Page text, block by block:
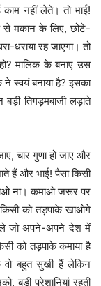
नहीं लेते। तो भाई!
से मकान के लिए, छोटे-
धराया रह जाएगा। तो
मालिक के बनाए उस
ने स्वयं बनाया है? इसका
तिगड़मबाजी लड़ाते
चार गुणा हो जाए और
हैं और भाई! पैसा किसी
ना। कमाओ जरूर पर
को तड़पाके खाओगे
जो अपने-अपने देश में
को तड़पाके कमाया है
बहुत सुखी हैं लेकिन
बड़ी परेशानियां रहती